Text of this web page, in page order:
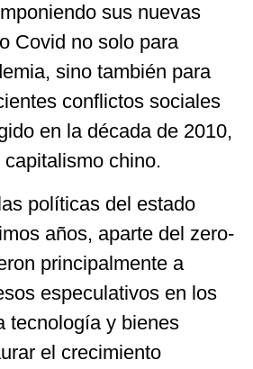
sus nuevas
Covid no solo para
sino también para
conflictos sociales
en la década de 2010,
chino.
políticas del estado
años, aparte del zero-
principalmente a
especulativos en los
tecnología y bienes
el crecimiento